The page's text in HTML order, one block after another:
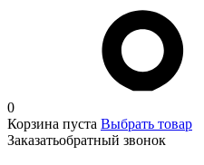
0
Корзина пуста Выбрать товар
Заказатьобратный звонок